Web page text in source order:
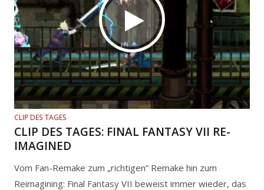
CLIP DES TAGES
CLIP DES TAGES: FINAL FANTASY VII RE-
IMAGINED
Vom Fan-Remake zum „richtigen“ Remake hin zum
Reimagining: Final Fantasy VII beweist immer wieder, das